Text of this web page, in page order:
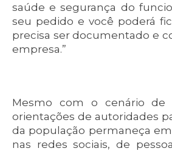
saúde e segurança do
seu pedido e você poderá
precisa ser documentado e
empresa.”
Mesmo com o cenário de
orientações de autoridades
da população permaneça
nas redes sociais, de